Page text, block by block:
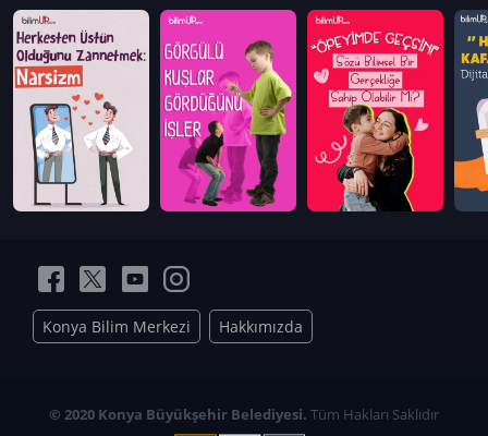
Konya Bilim Merkezi Hakkımızda
© 2020 Konya Büyükşehir Belediyesi. Tüm Hakları Saklıdır